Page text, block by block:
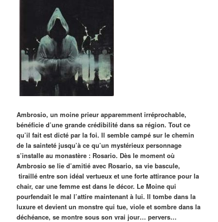
Ambrosio, un moine prieur apparemment irréprochable,
bénéficie d’une grande crédibilité dans sa région. Tout ce
qu’il fait est dicté par la foi. Il semble campé sur le chemin
de la sainteté jusqu’à ce qu’un mystérieux personnage
s’installe au monastère : Rosario. Dès le moment où
Ambrosio se lie d’amitié avec Rosario, sa vie bascule,
tiraillé entre son idéal vertueux et une forte attirance pour la
chair, car une femme est dans le décor. Le Moine qui
pourfendait le mal l’attire maintenant à lui. Il tombe dans la
luxure et devient un monstre qui tue, viole et sombre dans la
déchéance, se montre sous son vrai jour… pervers…